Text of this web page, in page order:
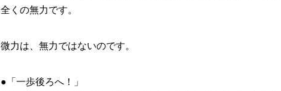
全くの無力です。
微力は、無力ではないのです。
●「一歩後ろへ！」